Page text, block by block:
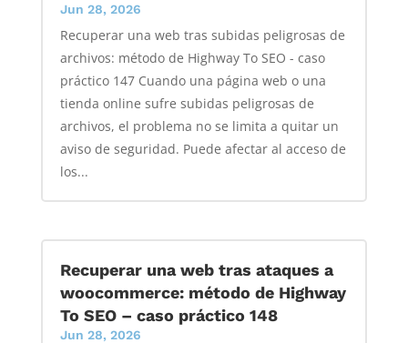
Jun 28, 2026
Recuperar una web tras subidas peligrosas de
archivos: método de Highway To SEO - caso
práctico 147 Cuando una página web o una
tienda online sufre subidas peligrosas de
archivos, el problema no se limita a quitar un
aviso de seguridad. Puede afectar al acceso de
los...
Recuperar una web tras ataques a
woocommerce: método de Highway
To SEO – caso práctico 148
Jun 28, 2026